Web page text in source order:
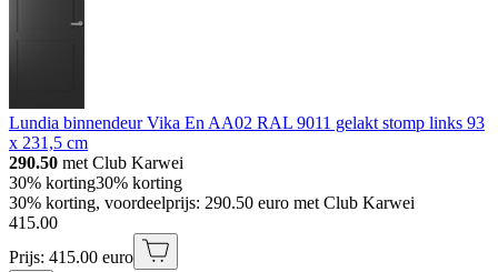
Lundia binnendeur Vika En AA02 RAL 9011 gelakt stomp links 93
x 231,5 cm
290.50 met Club Karwei
30% korting30% korting
30% korting, voordeelprijs: 290.50 euro met Club Karwei
415.00
Prijs: 415.00 euro